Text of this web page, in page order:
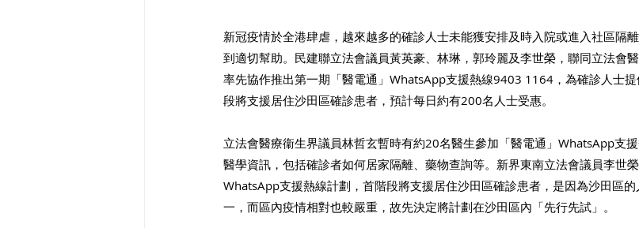
新冠疫情於全港肆虐，越來越多的確診人士未能獲安排及時入院或進入社區隔
到適切幫助。民建聯立法會議員黃英豪、林琳，郭玲麗及李世榮，聯同立法會
率先協作推出第一期「醫電通」WhatsApp支援熱線9403 1164，為確診人士
段將支援居住沙田區確診患者，預計每日約有200名人士受惠。
立法會醫療衞生界議員林哲玄暫時有約20名醫生參加「醫電通」WhatsApp支
醫學資訊，包括確診者如何居家隔離、藥物查詢等。新界東南立法會議員李世榮
WhatsApp支援熱線計劃，首階段將支援居住沙田區確診患者，是因為沙田區
一，而區內疫情相對也較嚴重，故先決定將計劃在沙田區內「先行先試」。